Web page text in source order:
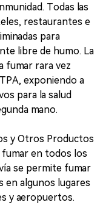
Todas las
restaurantes e
para
libre de humo. La
fumar rara vez
exponiendo a
para la salud
mano.
y Otros Productos
fumar en todos los
se permite fumar
en algunos lugares
y aeropuertos.